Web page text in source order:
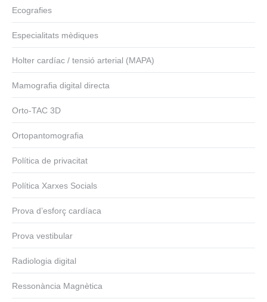
Ecografies
Especialitats mèdiques
Holter cardíac / tensió arterial (MAPA)
Mamografia digital directa
Orto-TAC 3D
Ortopantomografia
Política de privacitat
Política Xarxes Socials
Prova d’esforç cardíaca
Prova vestibular
Radiologia digital
Ressonància Magnètica